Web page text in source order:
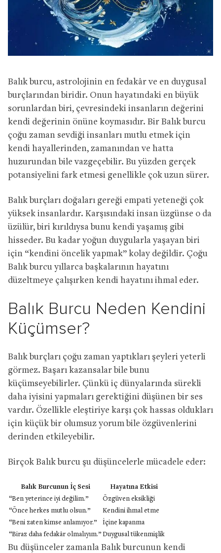
Balık burcu, astrolojinin en fedakâr ve en duygusal
burçlarından biridir. Onun hayatındaki en büyük
sorunlardan biri, çevresindeki insanların değerini
kendi değerinin önüne koymasıdır. Bir Balık burcu
çoğu zaman sevdiği insanları mutlu etmek için
kendi hayallerinden, zamanından ve hatta
huzurundan bile vazgeçebilir. Bu yüzden gerçek
potansiyelini fark etmesi genellikle çok uzun sürer.
Balık burçları doğaları gereği empati yeteneği çok
yüksek insanlardır. Karşısındaki insan üzgünse o da
üzülür, biri kırıldıysa bunu kendi yaşamış gibi
hisseder. Bu kadar yoğun duygularla yaşayan biri
için “kendini öncelik yapmak” kolay değildir. Çoğu
Balık burcu yıllarca başkalarının hayatını
düzeltmeye çalışırken kendi hayatını ihmal eder.
Balık Burcu Neden Kendini
Küçümser?
Balık burçları çoğu zaman yaptıkları şeyleri yeterli
görmez. Başarı kazansalar bile bunu
küçümseyebilirler. Çünkü iç dünyalarında sürekli
daha iyisini yapmaları gerektiğini düşünen bir ses
vardır. Özellikle eleştiriye karşı çok hassas oldukları
için küçük bir olumsuz yorum bile özgüvenlerini
derinden etkileyebilir.
Birçok Balık burcu şu düşüncelerle mücadele eder:
Balık Burcunun İç Sesi
Hayatına Etkisi
“Ben yeterince iyi değilim.”
Özgüven eksikliği
“Önce herkes mutlu olsun.”
Kendini ihmal etme
“Beni zaten kimse anlamıyor.”
İçine kapanma
“Biraz daha fedakâr olmalıyım.” Duygusal tükenmişlik
Bu düşünceler zamanla Balık burcunun kendi